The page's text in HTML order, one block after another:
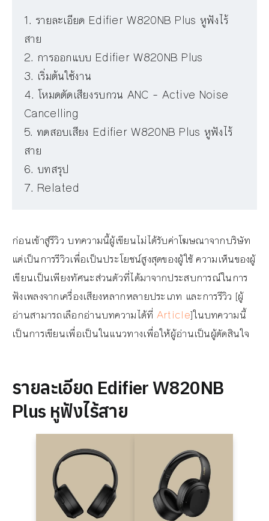
รายละเอียด Edifier W820NB Plus หูฟังไร้
สาย
การออกแบบ Edifier W820NB Plus
เริ่มต้นใช้งาน
โหมดตัดเสียงรบกวน ANC – Active Noise
Cancelling
ทดสอบเสียง Edifier W820NB Plus หูฟังไร้
สาย
บทสรุป
Related
ก่อนเข้าสู่รีวิว บทความนี้ผู้เขียนไม่ได้รับค่าโฆษณาจากบริษัท
แต่เป็นการรีวิวเพื่อเป็นประโยชน์สูงสุดของผู้ใช้ ความเห็นของผู้
เขียนเป็นเพียงทัศนะส่วนตัวที่ได้มาจากประสบการณ์ในการ
ฟังเพลงจากเครื่องเสียงหลากหลายประเภท และการรีวิว [ผู้
อ่านสามารถเลือกอ่านบทความได้ที่ Article]ในบทความนี้
เป็นการเขียนเพื่อเป็นในแนวทางเพื่อให้ผู้อ่านเป็นผู้ตัดสินใจ
รายละเอียด Edifier W820NB
Plus หูฟังไร้สาย